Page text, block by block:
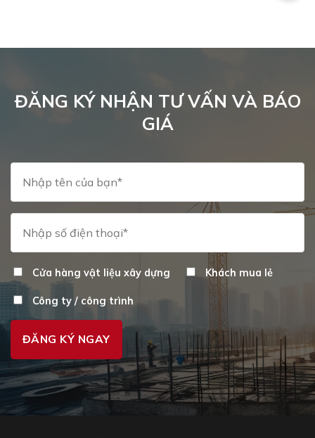
ĐĂNG KÝ NHẬN TƯ VẤN VÀ BÁO
GIÁ
Cửa hàng vật liệu xây dựng Khách mua lẻ
Công ty / công trình